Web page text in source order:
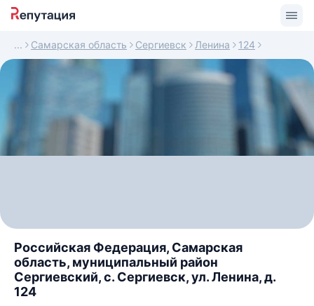
Самарская область Сергиевск Ленина 124
Российская Федерация, Самарская
область, муниципальный район
Сергиевский, с. Сергиевск, ул. Ленина, д.
124